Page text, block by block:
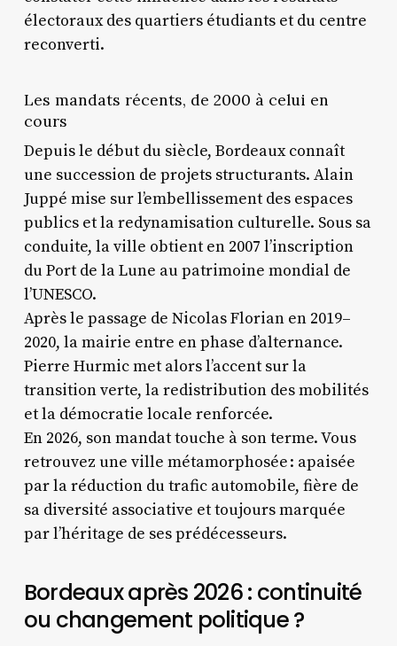
électoraux des quartiers étudiants et du centre
reconverti.
Les mandats récents, de 2000 à celui en
cours
Depuis le début du siècle, Bordeaux connaît
une succession de projets structurants. Alain
Juppé mise sur l’embellissement des espaces
publics et la redynamisation culturelle. Sous sa
conduite, la ville obtient en 2007 l’inscription
du Port de la Lune au patrimoine mondial de
l’UNESCO.
Après le passage de Nicolas Florian en 2019–
2020, la mairie entre en phase d’alternance.
Pierre Hurmic met alors l’accent sur la
transition verte, la redistribution des mobilités
et la démocratie locale renforcée.
En 2026, son mandat touche à son terme. Vous
retrouvez une ville métamorphosée : apaisée
par la réduction du trafic automobile, fière de
sa diversité associative et toujours marquée
par l’héritage de ses prédécesseurs.
Bordeaux après 2026 : continuité
ou changement politique ?